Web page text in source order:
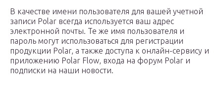
В качестве имени пользователя для вашей учетной
записи Polar всегда используется ваш адрес
электронной почты. Те же имя пользователя и
пароль могут использоваться для регистрации
продукции Polar, а также доступа к онлайн-сервису и
приложению Polar Flow, входа на форум Polar и
подписки на наши новости.